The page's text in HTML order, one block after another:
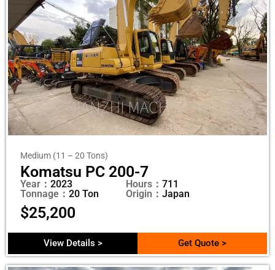
Medium (11 – 20 Tons)
Komatsu PC 200-7
Year： 2023
Tonnage： 20 Ton
Hours： 711
Origin： Japan
$25,200
View Details > Get Quote >